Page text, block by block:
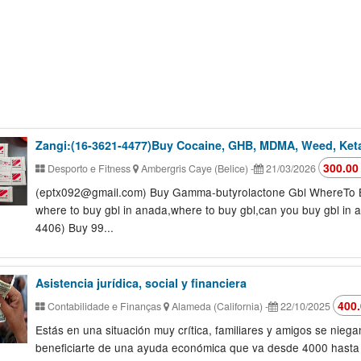
Zangi:(16-3621-4477)Buy Cocaine, GHB, MDMA, Weed,
Desporto e Fitness Ambergris Caye (Belice) - 21/03/2026
(eptx092@gmail.com) Buy Gamma-butyrolactone Gbl
where to buy gbl in anada,where to buy gbl,can you buy gbl in
4406) Buy 99...
Asistencia jurídica, social y financiera
Contabilidade e Finanças Alameda (California) - 22/10/2025
Estás en una situación muy crítica, familiares y amigos se
beneficiarte de una ayuda económica que va desde 4000